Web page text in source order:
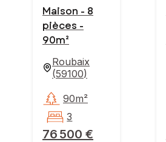
Maison - 8
pièces -
90m²
Roubaix
(59100)
76 500 €
90m²
3